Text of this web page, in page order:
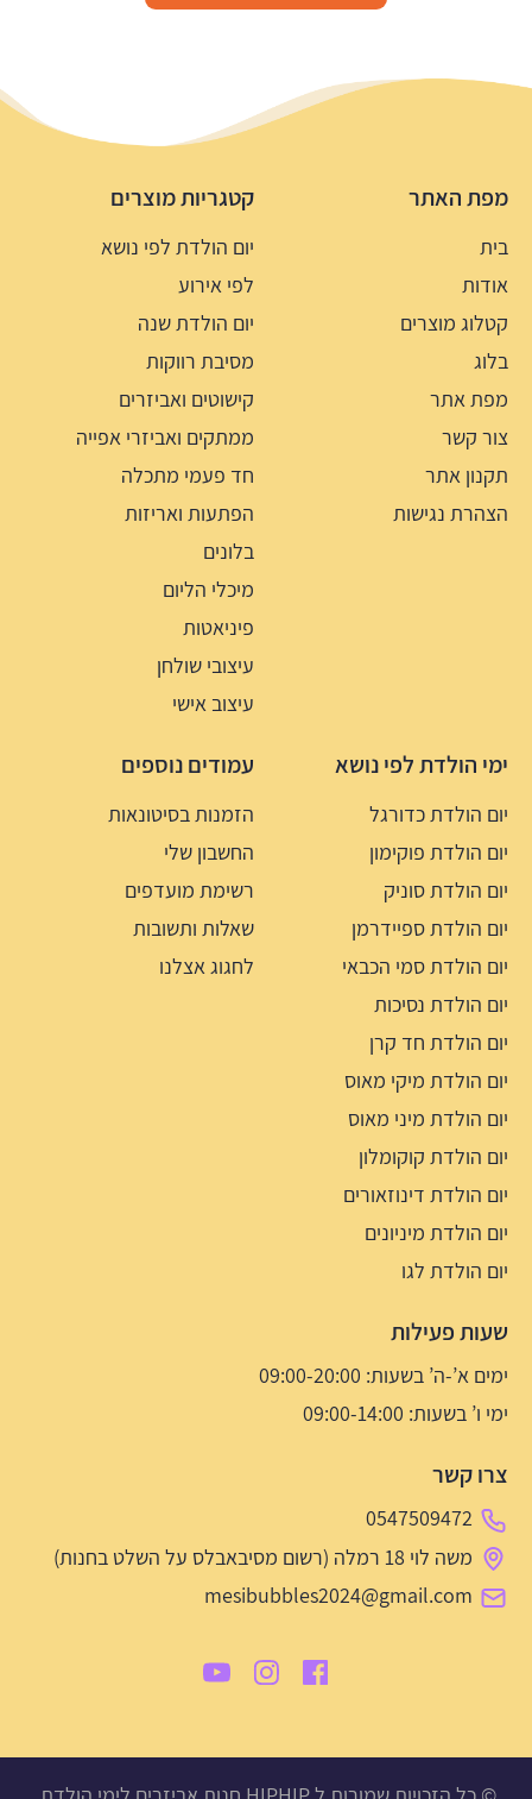
מפת האתר
בית
אודות
קטלוג מוצרים
בלוג
מפת אתר
צור קשר
תקנון אתר
הצהרת נגישות
קטגריות מוצרים
יום הולדת לפי נושא
לפי אירוע
יום הולדת שנה
מסיבת רווקות
קישוטים ואביזרים
ממתקים ואביזרי אפייה
חד פעמי מתכלה
הפתעות ואריזות
בלונים
מיכלי הליום
פיניאטות
עיצובי שולחן
עיצוב אישי
ימי הולדת לפי נושא
יום הולדת כדורגל
יום הולדת פוקימון
יום הולדת סוניק
יום הולדת ספיידרמן
יום הולדת סמי הכבאי
יום הולדת נסיכות
יום הולדת חד קרן
יום הולדת מיקי מאוס
יום הולדת מיני מאוס
יום הולדת קוקומלון
יום הולדת דינוזאורים
יום הולדת מיניונים
יום הולדת לגו
עמודים נוספים
הזמנות בסיטונאות
החשבון שלי
רשימת מועדפים
שאלות ותשובות
לחגוג אצלנו
שעות פעילות
ימים א’-ה’ בשעות: 09:00-20:00
ימי ו’ בשעות: 09:00-14:00
צרו קשר
0547509472
משה לוי 18 רמלה (רשום מסיבאבלס על השלט בחנות)
mesibubbles2024@gmail.com